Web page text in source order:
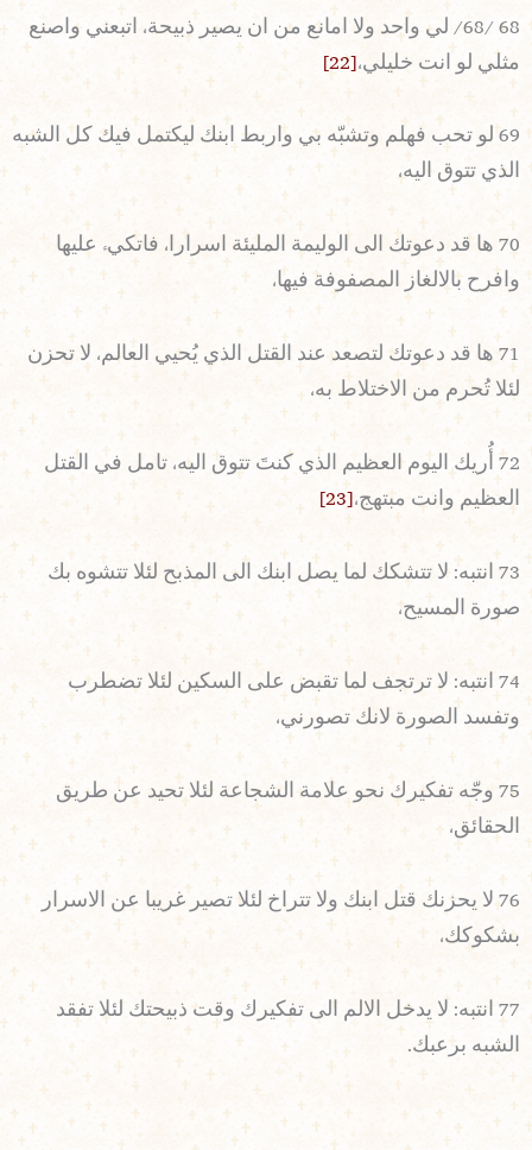
68 /68/ لي واحد ولا امانع من ان يصير ذبيحة، اتبعني واصنع
مثلي لو انت خليلي،[22]
69 لو تحب فهلم وتشبّه بي واربط ابنك ليكتمل فيك كل الشبه
الذي تتوق اليه،
70 ها قد دعوتك الى الوليمة المليئة اسرارا، فاتكيء عليها
وافرح بالالغاز المصفوفة فيها،
71 ها قد دعوتك لتصعد عند القتل الذي يُحيي العالم، لا تحزن
لئلا تُحرم من الاختلاط به،
72 أُريك اليوم العظيم الذي كنتَ تتوق اليه، تامل في القتل
العظيم وانت مبتهج، [23]
73 انتبه: لا تتشكك لما يصل ابنك الى المذبح لئلا تتشوه بك
صورة المسيح،
74 انتبه: لا ترتجف لما تقبض على السكين لئلا تضطرب
وتفسد الصورة لانك تصورني،
75 وجّه تفكيرك نحو علامة الشجاعة لئلا تحيد عن طريق
الحقائق،
76 لا يحزنك قتل ابنك ولا تتراخ لئلا تصير غريبا عن الاسرار
بشكوكك،
77 انتبه: لا يدخل الالم الى تفكيرك وقت ذبيحتك لئلا تفقد
الشبه برعبك.